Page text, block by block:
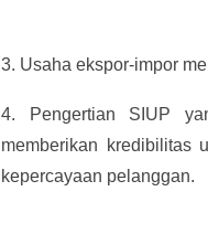
3. Usaha ekspor-impor
4.
Pengertian SIUP
memberikan kredibilitas
kepercayaan pelanggan.